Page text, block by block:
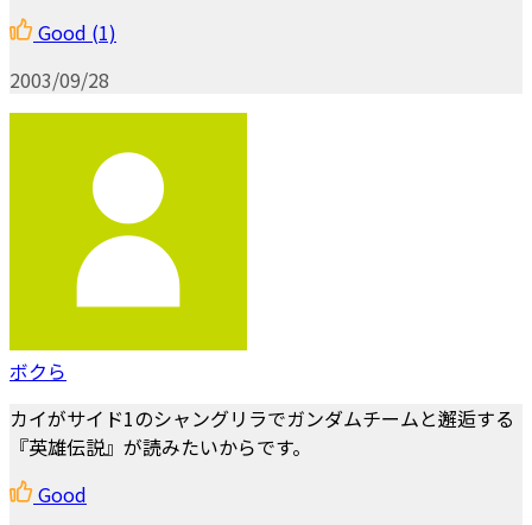
Good (1)
2003/09/28
ボクら
カイがサイド1のシャングリラでガンダムチームと邂逅する
『英雄伝説』が読みたいからです。
Good